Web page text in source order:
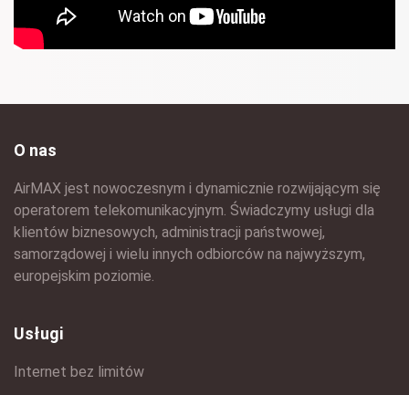
O nas
AirMAX jest nowoczesnym i dynamicznie rozwijającym się
operatorem telekomunikacyjnym. Świadczymy usługi dla
klientów biznesowych, administracji państwowej,
samorządowej i wielu innych odbiorców na najwyższym,
europejskim poziomie.
Usługi
Internet bez limitów